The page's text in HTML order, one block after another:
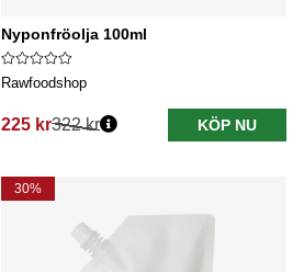
Nyponfröolja 100ml
Rawfoodshop
225 kr
Ordinarie pris:
322 kr KÖP NU
30%